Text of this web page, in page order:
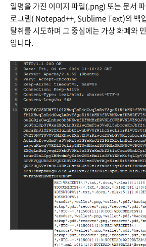
일명을 가진 이미지 파일(.png) 또는 문서
로그램(Notepad++, Sublime Text)의 백
탈취를 시도하며 그 중심에는 가상 화폐와
입니다.